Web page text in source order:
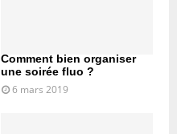
Comment bien organiser
une soirée fluo ?
6 mars 2019